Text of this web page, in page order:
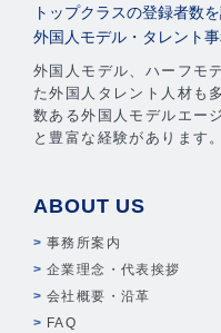
トップクラスの登録者数
外国人モデル・タレント
外国人モデル、ハーフモ
た外国人タレント人材も
数ある外国人モデルエー
と豊富な経験があります。
ABOUT US
事務所案内
企業理念・代表挨拶
会社概要・沿革
FAQ